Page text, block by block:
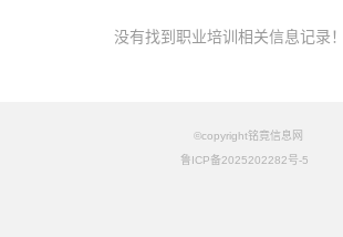
没有找到职业培训相关信息记录！
©copyright铭竟信息网
鲁ICP备2025202282号-5